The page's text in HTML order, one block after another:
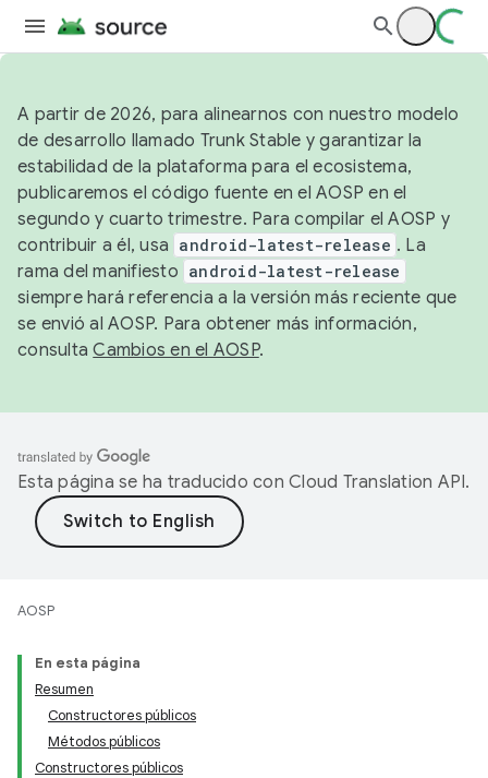
A partir de 2026, para alinearnos con nuestro modelo
de desarrollo llamado Trunk Stable y garantizar la
estabilidad de la plataforma para el ecosistema,
publicaremos el código fuente en el AOSP en el
segundo y cuarto trimestre. Para compilar el AOSP y
contribuir a él, usa android-latest-release . La
rama del manifiesto android-latest-release
siempre hará referencia a la versión más reciente que
se envió al AOSP. Para obtener más información,
consultaCambios en el AOSP.
Esta página se ha traducido con Cloud Translation API.
AOSP
En esta página
Resumen
Constructores públicos
Métodos públicos
Constructores públicos